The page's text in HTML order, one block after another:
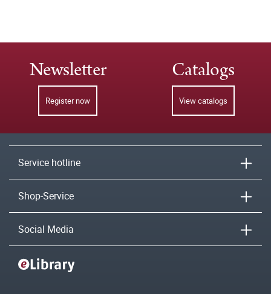
Newsletter
Register now
Catalogs
View catalogs
Service hotline
Shop-Service
Social Media